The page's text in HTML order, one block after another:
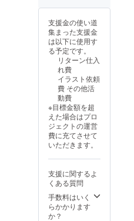
ラスト
した、
このプ
ロジェ
クトの
リター
のグッ
ズで
考欄に
お手紙
に記載
してほ
しいお
名前を
くださ
い。
す。 ボ
分以上
のもの
をギガ
ファイ
ル便で
しま
す。 オ
ル香水
は
Scently
様のHP
より各
自ご注
だく形
となり
ます。
オリジ
ナルア
支援金の使い道
集まった支援金
は以下に使用す
る予定です。
リターン仕入
れ費
イラスト依頼
費 その他活
動費
※目標金額を超
えた場合はプロ
ジェクトの運営
費に充てさせて
いただきます。
支援に関するよ
くある質問
手数料はいく
らかかります
か？